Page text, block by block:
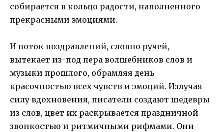
собирается в кольцо радости, наполненного
прекрасными эмоциями.
И поток поздравлений, словно ручей,
вытекает из-под пера волшебников слов и
музыки прошлого, обрамляя день
красочностью всех чувств и эмоций. Излучая
силу вдохновения, писатели создают шедевры
из слов, цвет их раскрывается праздничной
звонкостью и ритмичными рифмами. Они